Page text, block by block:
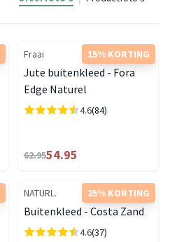
15% KORTING
Fraai
Jute buitenkleed - Fora
Edge Naturel
4.6(84)
62.9554.95
25% KORTING
NATURL.
Buitenkleed - Costa Zand
4.6(37)